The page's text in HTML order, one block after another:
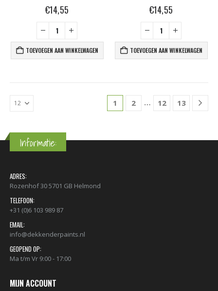
€14,55
TOEVOEGEN AAN WINKELWAGEN
€14,55
TOEVOEGEN AAN WINKELWAGEN
1 2 … 12 13
Informatie:
ADRES:
Rozenhof 30 5701 GB Helmond
TELEFOON:
+31 (0)6 103 989 87
EMAIL:
info@dekkenderpaints.nl
GEOPEND OP:
Ma t/m Vr 9:00 - 17:00
MIJN ACCOUNT